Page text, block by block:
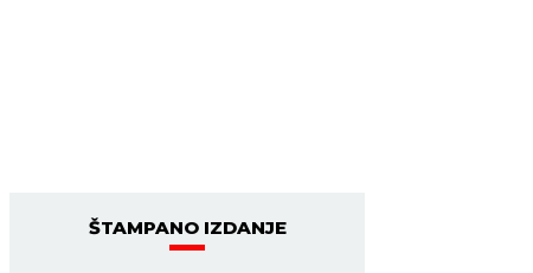
ŠTAMPANO IZDANJE